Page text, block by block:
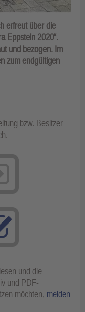
erfreut über die
Eppstein 2020“.
und bezogen. Im
zum endgültigen
bzw. Besitzer
und die
und PDF-
möchten, melden